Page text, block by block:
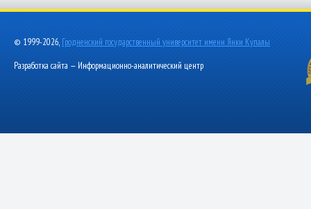
© 1999-2026, Гродненский государственный университет имени Янки Купалы
Разработка сайта — Информационно-аналитический центр